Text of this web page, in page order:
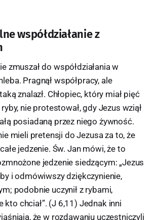
współdziałanie z
zmuszał do współdziałania w
Pragnął współpracy, ale
znalazł. Chłopiec, który miał pięć
nie protestował, gdy Jezus wziął
posiadaną przez niego żywność.
mieli pretensji do Jezusa za to, że
jedzenie. Św. Jan mówi, że to
jedzenie siedzącym: „Jezus
i odmówiwszy dziękczynienie,
podobnie uczynił z rybami,
kto chciał”. (J 6,11) Jednak inni
że w rozdawaniu uczestniczyli